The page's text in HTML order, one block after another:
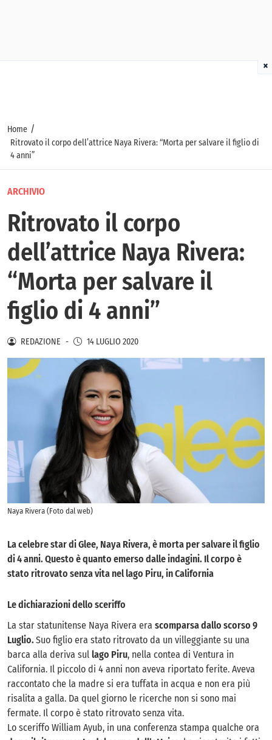
Home /
Ritrovato il corpo dell’attrice Naya Rivera: “Morta per salvare il figlio di
4 anni”
ARCHIVIO
Ritrovato il corpo
dell’attrice Naya Rivera:
“Morta per salvare il
figlio di 4 anni”
REDAZIONE - 14 LUGLIO 2020
Naya Rivera (Foto dal web)
La celebre star di Glee, Naya Rivera, è morta per salvare il figlio
di 4 anni. Questo è quanto emerso dalle indagini. Il corpo è
stato ritrovato senza vita nel lago Piru, in California
Le dichiarazioni dello sceriffo
La star statunitense Naya Rivera era scomparsa dallo scorso 9
Luglio. Suo figlio era stato ritrovato da un villeggiante su una
barca alla deriva sul lago Piru, nella contea di Ventura in
California. Il piccolo di 4 anni non aveva riportato ferite. Aveva
raccontato che la madre si era tuffata in acqua e non era più
risalita a galla. Da quel giorno le ricerche non si sono mai
fermate. Il corpo è stato ritrovato senza vita.
Lo sceriffo William Ayub, in una conferenza stampa qualche ora
×